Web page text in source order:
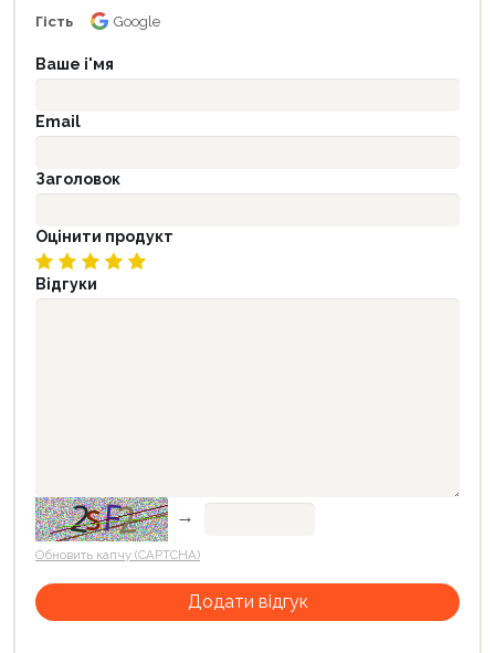
Гість Google
Ваше і'мя
Email
Заголовок
Оцінити продукт
Відгуки
→
Обновить капчу (CAPTCHA)